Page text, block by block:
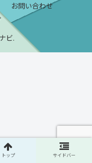
お問い合わせ
ビ.
トップ サイドバー